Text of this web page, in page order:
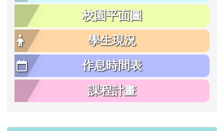
校園平面圖
學生現況
作息時間表
課程計畫